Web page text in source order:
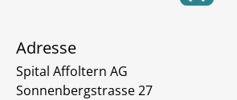
Adresse
Spital Affoltern AG
Sonnenbergstrasse 27